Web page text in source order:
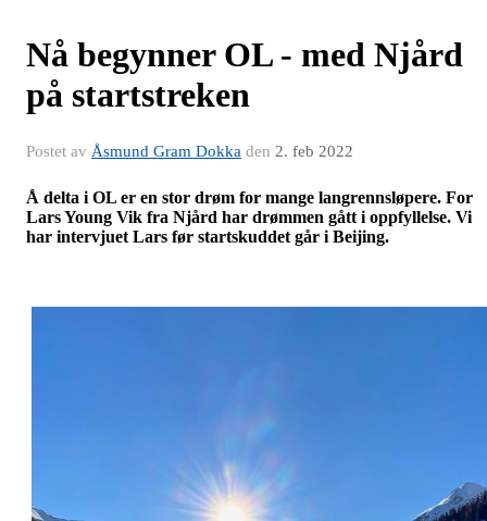
Nå begynner OL - med Njård
på startstreken
Postet av Åsmund Gram Dokka den 2. feb 2022
Å delta i OL er en stor drøm for mange langrennsløpere. For
Lars Young Vik fra Njård har drømmen gått i oppfyllelse. Vi
har intervjuet Lars før startskuddet går i Beijing.